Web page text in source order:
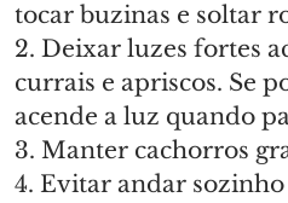
tocar buzinas e soltar
2. Deixar luzes fortes
currais e apriscos. Se
acende a luz quando
3. Manter cachorros
4. Evitar andar